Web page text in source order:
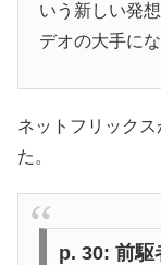
いう新しい発
デオの大手にな
ネットフリック
た。
p. 30: 前駆